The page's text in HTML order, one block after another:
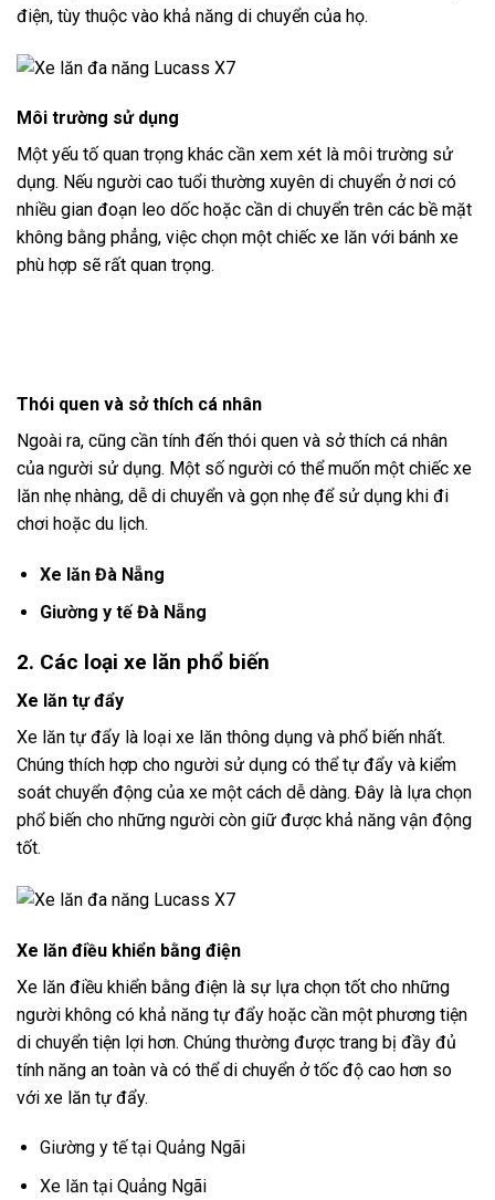
điện, tùy thuộc vào khả năng di chuyển của họ.
Môi trường sử dụng
Một yếu tố quan trọng khác cần xem xét là môi trường sử
dụng. Nếu người cao tuổi thường xuyên di chuyển ở nơi có
nhiều gian đoạn leo dốc hoặc cần di chuyển trên các bề mặt
không bằng phẳng, việc chọn một chiếc xe lăn với bánh xe
phù hợp sẽ rất quan trọng.
Thói quen và sở thích cá nhân
Ngoài ra, cũng cần tính đến thói quen và sở thích cá nhân
của người sử dụng. Một số người có thể muốn một chiếc xe
lăn nhẹ nhàng, dễ di chuyển và gọn nhẹ để sử dụng khi đi
chơi hoặc du lịch.
Xe lăn Đà Nẵng
Giường y tế Đà Nẵng
2. Các loại xe lăn phổ biến
Xe lăn tự đẩy
Xe lăn tự đẩy là loại xe lăn thông dụng và phổ biến nhất.
Chúng thích hợp cho người sử dụng có thể tự đẩy và kiểm
soát chuyển động của xe một cách dễ dàng. Đây là lựa chọn
phổ biến cho những người còn giữ được khả năng vận động
tốt.
Xe lăn điều khiển bằng điện
Xe lăn điều khiển bằng điện là sự lựa chọn tốt cho những
người không có khả năng tự đẩy hoặc cần một phương tiện
di chuyển tiện lợi hơn. Chúng thường được trang bị đầy đủ
tính năng an toàn và có thể di chuyển ở tốc độ cao hơn so
với xe lăn tự đẩy.
Giường y tế tại Quảng Ngãi
Xe lăn tại Quảng Ngãi